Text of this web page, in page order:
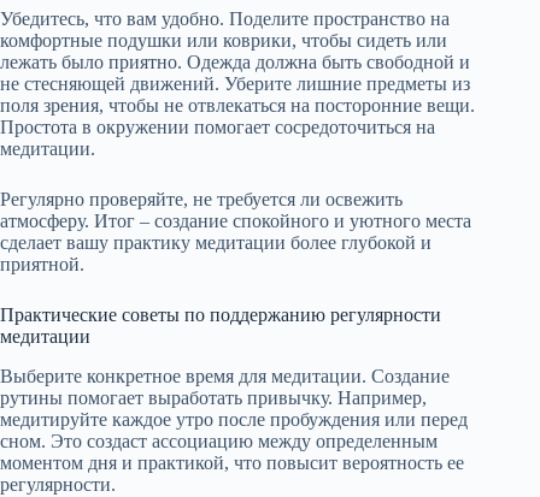
Убедитесь, что вам удобно. Поделите пространство на
комфортные подушки или коврики, чтобы сидеть или
лежать было приятно. Одежда должна быть свободной и
не стесняющей движений. Уберите лишние предметы из
поля зрения, чтобы не отвлекаться на посторонние вещи.
Простота в окружении помогает сосредоточиться на
медитации.
Регулярно проверяйте, не требуется ли освежить
атмосферу. Итог – создание спокойного и уютного места
сделает вашу практику медитации более глубокой и
приятной.
Практические советы по поддержанию регулярности
медитации
Выберите конкретное время для медитации. Создание
рутины помогает выработать привычку. Например,
медитируйте каждое утро после пробуждения или перед
сном. Это создаст ассоциацию между определенным
моментом дня и практикой, что повысит вероятность ее
регулярности.